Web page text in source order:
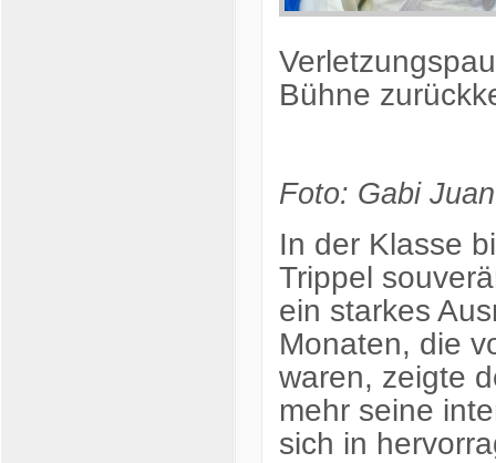
Bühne
Foto: Gabi Juan
In der Klasse
Trippel
ein starkes
Monaten, die
waren, zeigte
mehr seine
sich in